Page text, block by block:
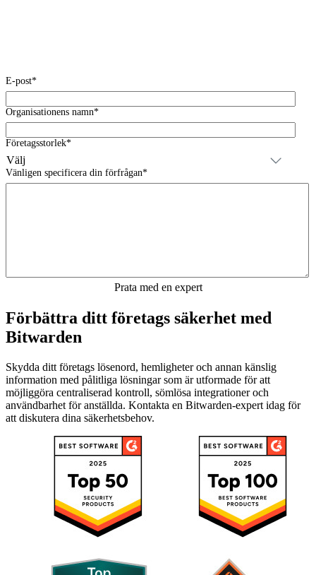
E-post*
Organisationens namn*
Företagsstorlek*
Vänligen specificera din förfrågan*
Förbättra ditt företags säkerhet med
Bitwarden
Skydda ditt företags lösenord, hemligheter och annan känslig
information med pålitliga lösningar som är utformade för att
möjliggöra centraliserad kontroll, sömlösa integrationer och
användbarhet för anställda. Kontakta en Bitwarden-expert idag för
att diskutera dina säkerhetsbehov.